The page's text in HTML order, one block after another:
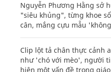
Nguyễn Phương Hằng sở
"siêu khủng", từng khoe
cân, mắng cựu mẫu
Clip lột tả chân thực cảnh
như 'chó với mèo', người
hiện một vấn đề trong